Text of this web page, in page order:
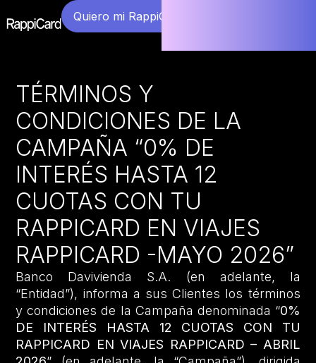
Quiero mi RappiCard
TÉRMINOS Y
CONDICIONES DE LA
CAMPAÑA “0% DE
INTERÉS HASTA 12
CUOTAS CON TU
RAPPICARD EN VIAJES
RAPPICARD -MAYO 2026”
Banco Davivienda S.A. (en adelante, la
“Entidad”), informa a sus Clientes los términos
y condiciones de la Campaña denominada “0%
DE INTERÉS HASTA 12 CUOTAS CON TU
RAPPICARD EN VIAJES RAPPICARD – ABRIL